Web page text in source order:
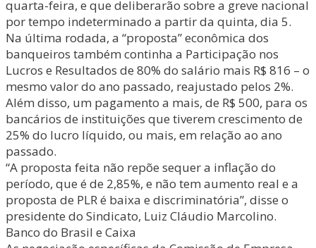
quarta-feira, e que deliberarão sobre a greve nacional
por tempo indeterminado a partir da quinta, dia 5.
Na última rodada, a “proposta” econômica dos
banqueiros também continha a Participação nos
Lucros e Resultados de 80% do salário mais R$ 816 – o
mesmo valor do ano passado, reajustado pelos 2%.
Além disso, um pagamento a mais, de R$ 500, para os
bancários de instituições que tiverem crescimento de
25% do lucro líquido, ou mais, em relação ao ano
passado.
“A proposta feita não repõe sequer a inflação do
período, que é de 2,85%, e não tem aumento real e a
proposta de PLR é baixa e discriminatória”, disse o
presidente do Sindicato, Luiz Cláudio Marcolino.
Banco do Brasil e Caixa